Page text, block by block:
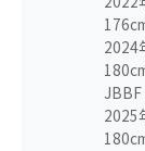
2024
JBBF
2025